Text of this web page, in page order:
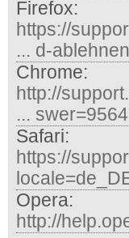
Firefox:
https://
... d-ablehnen
Chrome:
http://
...
Safari:
https://
Opera:
http://